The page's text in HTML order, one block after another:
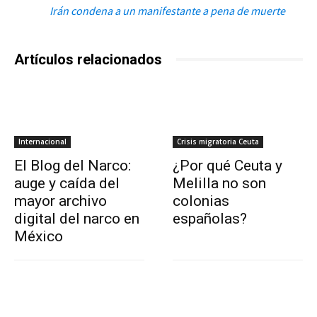
Irán condena a un manifestante a pena de muerte
Artículos relacionados
Internacional
El Blog del Narco:
auge y caída del
mayor archivo
digital del narco en
México
Crisis migratoria Ceuta
¿Por qué Ceuta y
Melilla no son
colonias
españolas?